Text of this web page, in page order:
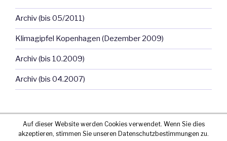
Archiv (bis 05/2011)
Klimagipfel Kopenhagen (Dezember 2009)
Archiv (bis 10.2009)
Archiv (bis 04.2007)
Auf dieser Website werden Cookies verwendet. Wenn Sie dies
akzeptieren, stimmen Sie unseren Datenschutzbestimmungen zu.